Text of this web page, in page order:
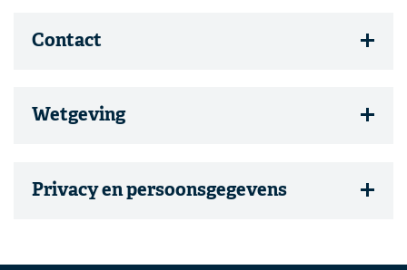
Contact
Wetgeving
Privacy en persoonsgegevens